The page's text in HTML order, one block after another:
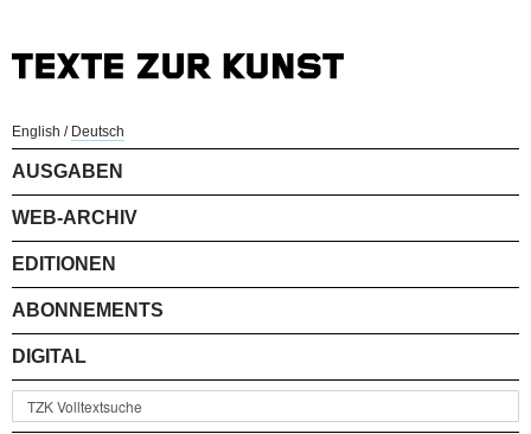
English / Deutsch
AUSGABEN
WEB-ARCHIV
EDITIONEN
ABONNEMENTS
DIGITAL